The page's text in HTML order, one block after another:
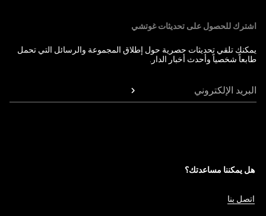
اشترك للحصول على تحديثات غوتشي
يمكنك تلقي تحديثات حصرية حول إطلاق المجموعة والرسائل التي تحمل
طابعاً شخصياً وأحدث أخبار الدار.
البريد الإلكتروني
هل يمكننا مساعدتك؟
اتصل بنا